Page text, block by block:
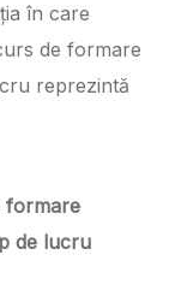
în care
de formare
reprezintă
formare
de lucru